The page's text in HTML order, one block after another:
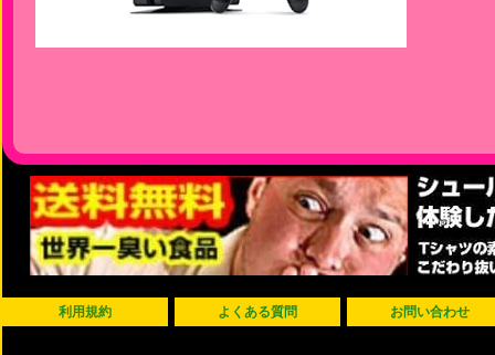
利用規約 よくある質問 お問い合わせ